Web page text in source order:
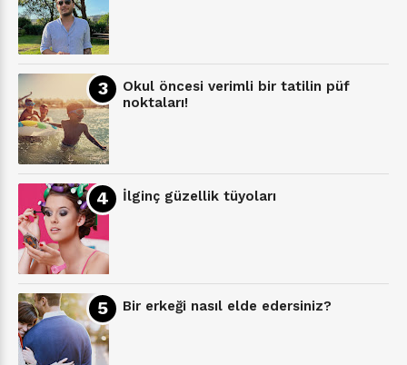
Okul öncesi verimli bir tatilin püf
noktaları!
İlginç güzellik tüyoları
Bir erkeği nasıl elde edersiniz?